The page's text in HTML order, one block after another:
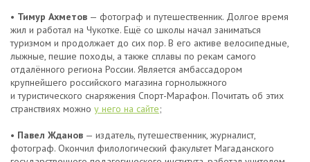
• Тимур Ахметов — фотограф и путешественник. Долгое время
жил и работал на Чукотке. Ещё со школы начал заниматься
туризмом и продолжает до сих пор. В его активе велосипедные,
лыжные, пешие походы, а также сплавы по рекам самого
отдалённого региона России. Является амбассадором
крупнейшего российского магазина горнолыжного
и туристического снаряжения Спорт-Марафон. Почитать об этих
странствиях можно у него на сайте;
• Павел Жданов — издатель, путешественник, журналист,
фотограф. Окончил филологический факультет Магаданского